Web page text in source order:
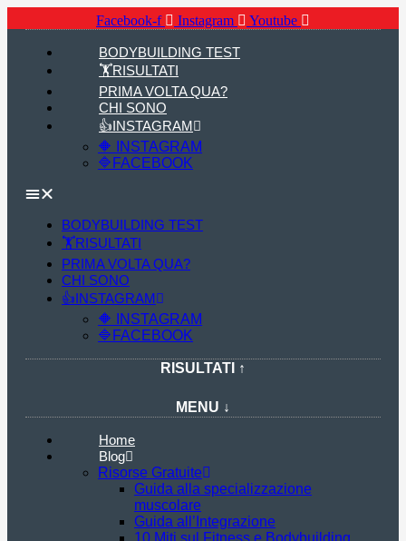
Facebook-f Instagram Youtube
BODYBUILDING TEST
🏋RISULTATI
PRIMA VOLTA QUA?
CHI SONO
👍INSTAGRAM
🔶 INSTAGRAM
🔷FACEBOOK
BODYBUILDING TEST
🏋RISULTATI
PRIMA VOLTA QUA?
CHI SONO
👍INSTAGRAM
🔶 INSTAGRAM
🔷FACEBOOK
RISULTATI ↑
MENU ↓
Home
Blog
Risorse Gratuite
Guida alla specializzazione
muscolare
Guida all’Integrazione
10 Miti sul Fitness e Bodybuilding